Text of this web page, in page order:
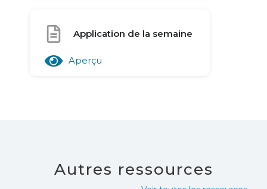
Application de la semaine
Aperçu
Autres ressources